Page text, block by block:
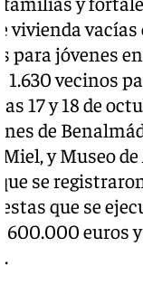
vivienda
para jóvenes
1.630 vecinos
17 y 18 de
de
y Museo
que se
que se
600.000 euros